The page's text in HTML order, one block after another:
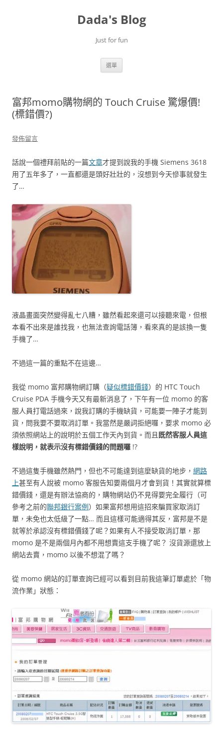
Dada's Blog
Just for fun
選單
富邦momo購物網的 Touch Cruise 驚爆價!
(標錯價?)
發佈留言
話說一個禮拜前貼的一篇文章才提到說我的手機 Siemens 3618
用了五年多了，一直都還是頭好壯壯的，沒想到今天慘事就發生
了…
液晶畫面突然變得亂七八糟，雖然看起來還可以接聽來電，但根
本看不出來是誰找我，也無法查詢電話簿，看來真的是該換一隻
手機了…
不過這一篇的重點不在這邊…
我從 momo 富邦購物網訂購（疑似標錯價錢）的 HTC Touch
Cruise PDA 手機今天又有最新消息了，下午有一位 momo 的客
服人員打電話過來，說我訂購的手機缺貨，可能要一陣子才能到
貨，問我要不要取消訂單。我當然是嚴詞拒絕囉，要求 momo 必
須依照網站上的說明於五個工作天內到貨。而且既然客服人員這
樣說明，就表示沒有標錯價錢的問題囉 !?
不過這隻手機雖然熱門，但也不可能達到這麼缺貨的地步， 網路
上甚至有人說被 momo 客服告知要兩個月才會到貨！其實就算標
錯價錢，還是有辦法協商的，購物網站仍不見得要完全履行（可
參考之前的聯邦銀行案例）如果富邦想用這招來騙買家取消訂
單，未免也太低級了一點… 而且這樣可能適得其反，富邦是不是
就等於承認沒有標錯價錢了呢？如果有人不接受取消訂單，那
momo 是不是兩個月內都不用想賣這支手機了呢？ 沒貨源還放上
網站去賣，momo 以後不想混了嗎？
從 momo 網站的訂單查詢已經可以看到目前我這筆訂單處於「物
流作業」狀態：